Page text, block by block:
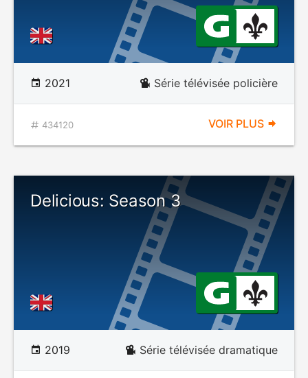
2021 Série télévisée policière
434120 VOIR PLUS
Delicious: Season 3
2019 Série télévisée dramatique